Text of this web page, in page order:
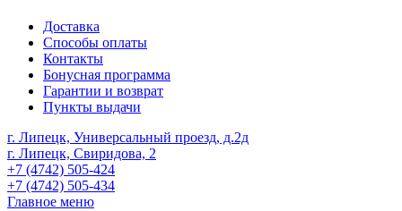
Доставка
Способы оплаты
Контакты
Бонусная программа
Гарантии и возврат
Пункты выдачи
г. Липецк, Универсальный проезд, д.2д
г. Липецк, Свиридова, 2
+7 (4742) 505-424
+7 (4742) 505-434
Главное меню